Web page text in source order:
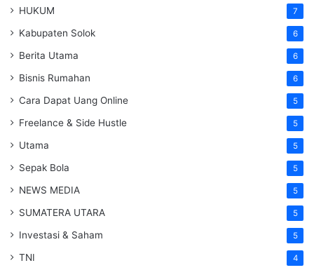
HUKUM 7
Kabupaten Solok 6
Berita Utama 6
Bisnis Rumahan 6
Cara Dapat Uang Online 5
Freelance & Side Hustle 5
Utama 5
Sepak Bola 5
NEWS MEDIA 5
SUMATERA UTARA 5
Investasi & Saham 5
TNI 4